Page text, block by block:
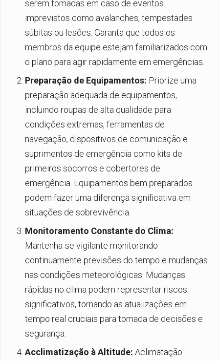
serem tomadas em caso de eventos
imprevistos como avalanches, tempestades
súbitas ou lesões. Garanta que todos os
membros da equipe estejam familiarizados com
o plano para agir rapidamente em emergências.
Preparação de Equipamentos: Priorize uma
preparação adequada de equipamentos,
incluindo roupas de alta qualidade para
condições extremas, ferramentas de
navegação, dispositivos de comunicação e
suprimentos de emergência como kits de
primeiros socorros e cobertores de
emergência. Equipamentos bem preparados
podem fazer uma diferença significativa em
situações de sobrevivência.
Monitoramento Constante do Clima:
Mantenha-se vigilante monitorando
continuamente previsões do tempo e mudanças
nas condições meteorológicas. Mudanças
rápidas no clima podem representar riscos
significativos, tornando as atualizações em
tempo real cruciais para tomada de decisões e
segurança.
Acclimatização à Altitude: Aclimatação